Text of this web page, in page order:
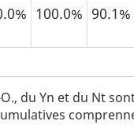
100.0% 90.1%
du Yn et du Nt
note